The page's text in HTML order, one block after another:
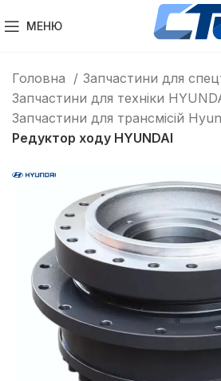
МЕНЮ
Головна
Запчастини для
Запчастини для техніки
Запчастини для трансмісій
Редуктор ходу HYUNDAI